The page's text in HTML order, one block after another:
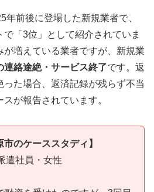
年前後に登場した新規業者で、
「3位」として紹介されていま
増えている業者ですが、新規業
連絡途絶・サービス終了です。返
た場合、返済記録が残らず不当
が報告されています。
のケーススタディ】
遣社員・女性